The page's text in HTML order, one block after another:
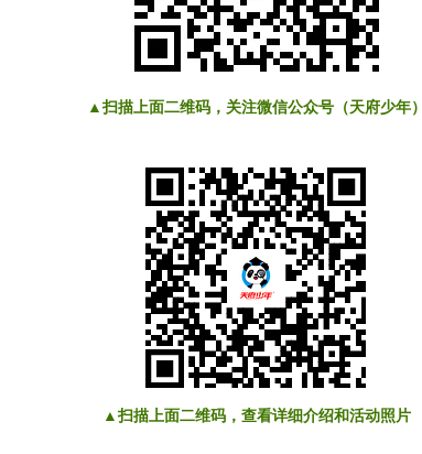
▲扫描上面二维码，关注微信公众号（天府少年）
▲扫描上面二维码， 查看详细介绍和活动照片